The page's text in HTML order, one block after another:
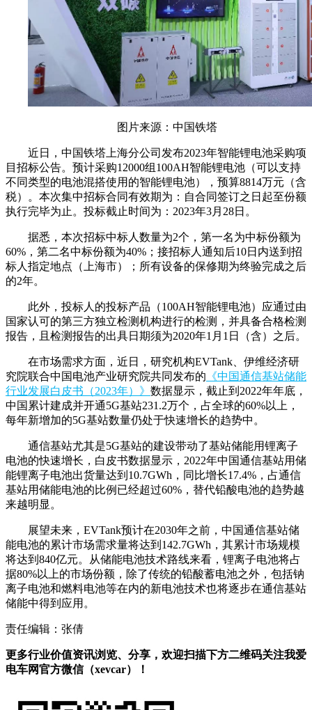
图片来源：中国铁塔
近日，中国铁塔上海分公司发布2023年智能锂电池采购项
目招标公告。预计采购12000组100AH智能锂电池（可以支持
不同类型的电池混搭使用的智能锂电池），预算8814万元（含
税）。本次集中招标合同有效期为：自合同签订之日起至份额
执行完毕为止。投标截止时间为：2023年3月28日。
据悉，本次招标中标人数量为2个，第一名为中标份额为
60%，第二名中标份额为40%；接招标人通知后10日内送到招
标人指定地点（上海市）；所有设备的保修期为终验完成之后
的2年。
此外，投标人的投标产品（100AH智能锂电池）应通过由
国家认可的第三方独立检测机构进行的检测，并具备合格检测
报告，且检测报告的出具日期须为2020年1月1日（含）之后。
在市场需求方面，近日，研究机构EVTank、伊维经济研
究院联合中国电池产业研究院共同发布的 《中国通信基站储能
行业发展白皮书（2023年）》 数据显示，截止到2022年年底，
中国累计建成并开通5G基站231.2万个，占全球的60%以上，
每年新增加的5G基站数量仍处于快速增长的趋势中。
通信基站尤其是5G基站的建设带动了基站储能用锂离子
电池的快速增长，白皮书数据显示，2022年中国通信基站用储
能锂离子电池出货量达到10.7GWh，同比增长17.4%，占通信
基站用储能电池的比例已经超过60%，替代铅酸电池的趋势越
来越明显。
展望未来，EVTank预计在2030年之前，中国通信基站储
能电池的累计市场需求量将达到142.7GWh，其累计市场规模
将达到840亿元。从储能电池技术路线来看，锂离子电池将占
据80%以上的市场份额，除了传统的铅酸蓄电池之外，包括钠
离子电池和燃料电池等在内的新电池技术也将逐步在通信基站
储能中得到应用。
责任编辑：张倩
更多行业价值资讯浏览、分享，欢迎扫描下方二维码关注我爱
电车网官方微信（xevcar）！